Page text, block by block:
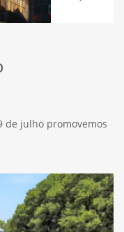
de julho promovemos